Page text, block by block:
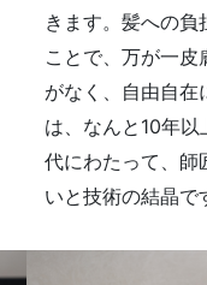
きます。髪への負
ことで、万が一皮
がなく、自由自在
は、なんと10年
代にわたって、師
いと技術の結晶で